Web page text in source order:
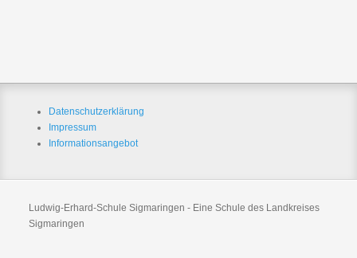
Datenschutzerklärung
Impressum
Informationsangebot
Ludwig-Erhard-Schule Sigmaringen - Eine Schule des Landkreises
Sigmaringen